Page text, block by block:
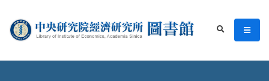
中央研究院經濟研究所圖書館
search